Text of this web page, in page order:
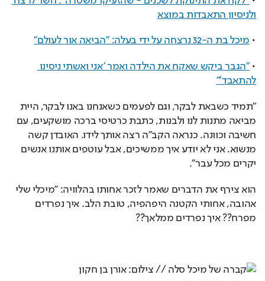
ולניסיון התאבדות במוצא
מיכל בת ה-32 נרצחה על ידי בעלה: "הביאה אור לעולם"
"הגבר ביקש שאקח את הילדה ואמר 'אני ואשתי ניסינו
להתאבד'"
"תמיד כשבאת לבקר, וגם לפעמים כשאנחנו באנו לבקר, היית
מביאה מתנות לנו ולבנות, כתבת כרטיסי ברכה מושקעים, עם
חשיבה וכוונה. כנראה הקב"ה רצה אותך לידו. האובדן קשה
מנשוא. אני לא יודע איך ממשיכים, אבל עוטפים אותנו אנשים
יקרים מכל עבר".
הוא צירף את הדברים שאמר לזכר אחותו בהלוויה: "מיכלי שלי
אהובה, אחותי הקטנה היפהפיה, טובת הלב. איך נפרדים
מפרח?? איך נפרדים ממלאך??